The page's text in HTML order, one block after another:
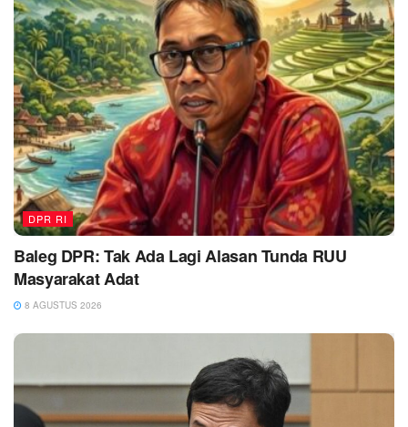
DPR RI
Baleg DPR: Tak Ada Lagi Alasan Tunda RUU
Masyarakat Adat
8 AGUSTUS 2026